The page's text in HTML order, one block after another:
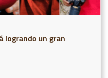
logrando un gran